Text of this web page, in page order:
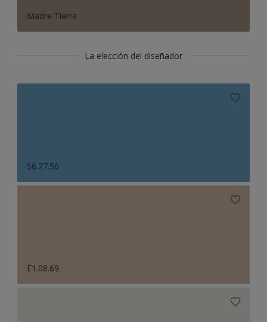
Madre Tierra
La elección del diseñador
S6.27.56
E1.08.69